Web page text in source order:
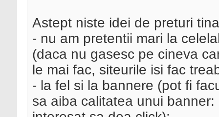
Astept niste idei de preturi
- nu am pretentii mari la
(daca nu gasesc pe cineva
le mai fac, siteurile isi fac
- la fel si la bannere (pot fi
sa aiba calitatea unui